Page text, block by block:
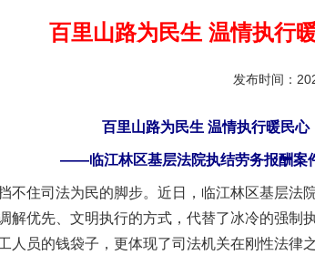
百里山路为民生 温情执行
发布时间：
百里山路为民生 温情执行暖民心
——临江林区基层法院执结劳务报酬案
不住司法为民的脚步。近日，临江林区基层法
解优先、文明执行的方式，代替了冰冷的强制
人员的钱袋子，更体现了司法机关在刚性法律